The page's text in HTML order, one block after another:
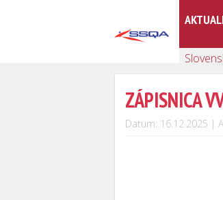
ZÁPISNICA
Datum: 16.12.2025 |